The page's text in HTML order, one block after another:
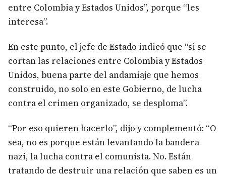
entre Colombia y Estados Unidos”, porque “les
interesa”.
En este punto, el jefe de Estado indicó que “si se
cortan las relaciones entre Colombia y Estados
Unidos, buena parte del andamiaje que hemos
construido, no solo en este Gobierno, de lucha
contra el crimen organizado, se desploma”.
“Por eso quieren hacerlo”, dijo y complementó: “O
sea, no es porque están levantando la bandera
nazi, la lucha contra el comunista. No. Están
tratando de destruir una relación que saben es un